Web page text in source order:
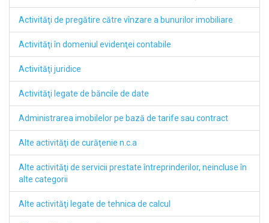
Activităţi de pregătire către vînzare a bunurilor imobiliare
Activităţi în domeniul evidenţei contabile
Activităţi juridice
Activităţi legate de băncile de date
Administrarea imobilelor pe bază de tarife sau contract
Alte activităţi de curăţenie n.c.a
Alte activităţi de servicii prestate întreprinderilor, neincluse în
alte categorii
Alte activităţi legate de tehnica de calcul